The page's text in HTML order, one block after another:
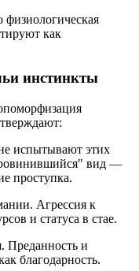
как
инстинкты
испытывают этих
вид —
проступка.
Агрессия к
и статуса в стае.
Преданность и
благодарность.